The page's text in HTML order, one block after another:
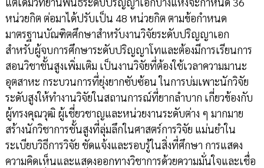
หน่วยกิต ต่อมาได้ปรับเป็น 48 หน่วยกิต ตามข้อกำหนด
มาตรฐานบัณฑิตศึกษาสำหรับงานวิจัยระดับปริญญาเอก
สำหรับผู้จบการศึกษาระดับปริญญาโทและต้องมีการเรียนการ
สอนวิชาชั้นสูงเพิ่มเติม เป็นงานวิจัยที่ต้องใช้เวลาความมานะ
อุตสาหะ กระบวนการที่ยุ่งยากซับซ้อน ในการบ่มเพาะนักวิจัย
ระดับสูงให้ทำงานวิจัยในสถานการณ์ที่ยากลำบาก เกี่ยวข้องกับ
ผู้ทรงคุณวุฒิ ผู้เชี่ยวชาญและหน่วยงานระดับต่าง ๆ มากมาย
สร้างนักวิชาการชั้นสูงที่ลุ่มลึกในศาสตร์การวิจัย แม่นยำใน
ระเบียบวิธีการวิจัย ชัดแจ้งและรอบรู้ในสิ่งที่ศึกษา การแสดง
ความคิดเห็นและแสดงออกทางวิชาการด้วยความมั่นใจและเชื่อ